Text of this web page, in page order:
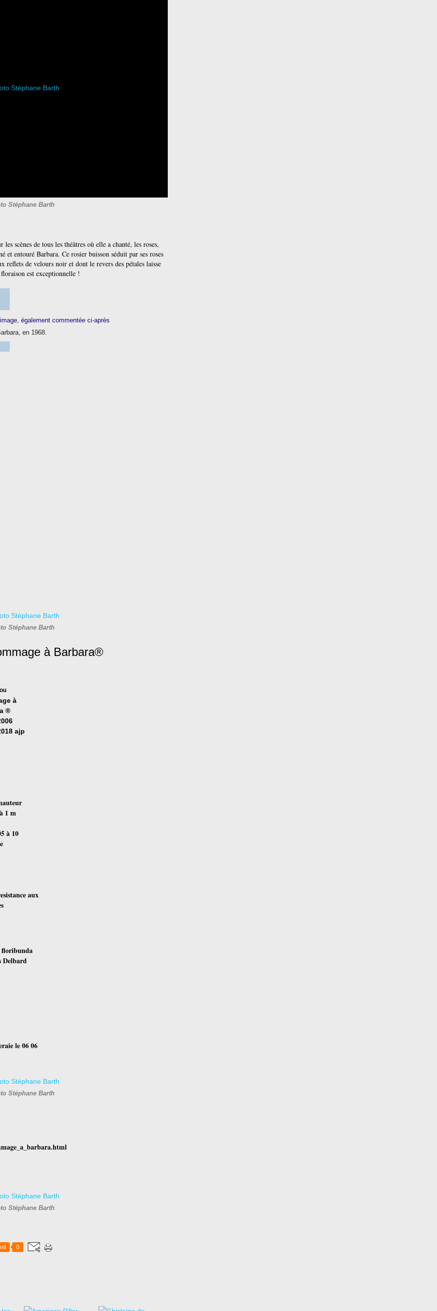
Stéphane Barth
scènes de tous les théâtres où elle a chanté, les roses,
et entouré Barbara. Ce rosier buisson séduit par ses roses
reflets de velours noir et dont le revers des pétales laisse
est exceptionnelle !
en 1968.
Stéphane Barth
à Barbara®
à
®
ajp
1 m
à 10
aux
floribunda
Delbard
le 06 06
Stéphane Barth
Stéphane Barth
0